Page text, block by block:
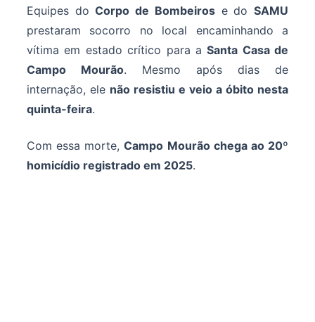
Equipes doCorpo de Bombeirose doSAMU
prestaram socorro no local encaminhando a
vítima em estado crítico para aSanta Casa de
Campo Mourão. Mesmo após dias de
internação, ele não resistiu e veio a óbito nesta
quinta-feira.
Com essa morte,Campo Mourão chega ao 20º
homicídio registrado em 2025.